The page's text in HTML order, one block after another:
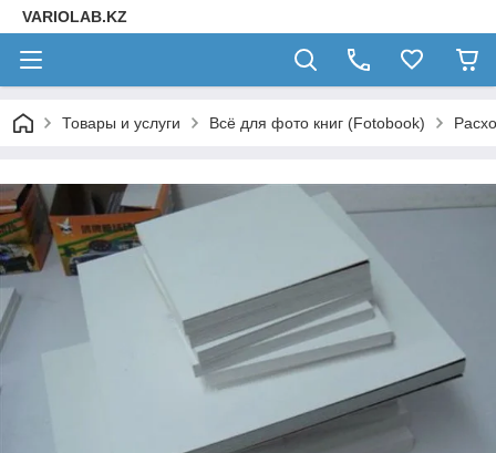
VARIOLAB.KZ
Товары и услуги Всё для фото книг (Fotobook)